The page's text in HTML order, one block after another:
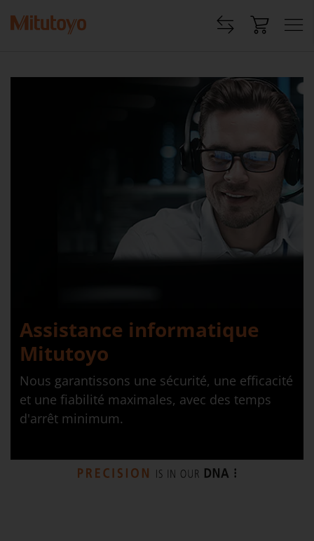
Assistance informatique
Mitutoyo
Nous garantissons une sécurité, une efficacité
et une fiabilité maximales, avec des temps
d'arrêt minimum.